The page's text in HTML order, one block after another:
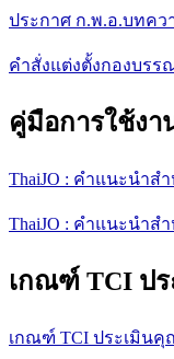
ประกาศ ก.พ.อ.บทคว
คำสั่งแต่งตั้งกองบรร
คู่มือการใช้งา
ThaiJO : คำแนะนำส
ThaiJO : คำแนะนำส
เกณฑ์ TCI ป
เกณฑ์ TCI ประเมินคุ